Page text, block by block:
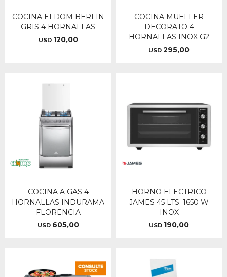
COCINA ELDOM BERLIN
GRIS 4 HORNALLAS
USD 120,00
COCINA MUELLER
DECORATO 4
HORNALLAS INOX G2
USD 295,00
COCINA A GAS 4
HORNALLAS INDURAMA
FLORENCIA
USD 605,00
HORNO ELECTRICO
JAMES 45 LTS. 1650 W
INOX
USD 190,00